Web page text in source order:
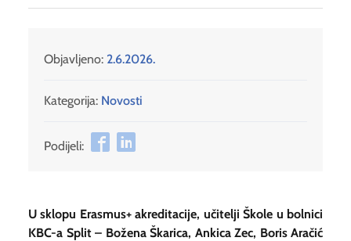
Objavljeno: 2.6.2026.
Kategorija: Novosti
Podijeli:
U sklopu Erasmus+ akreditacije, učitelji Škole u bolnici
KBC-a Split – Božena Škarica, Ankica Zec, Boris Aračić